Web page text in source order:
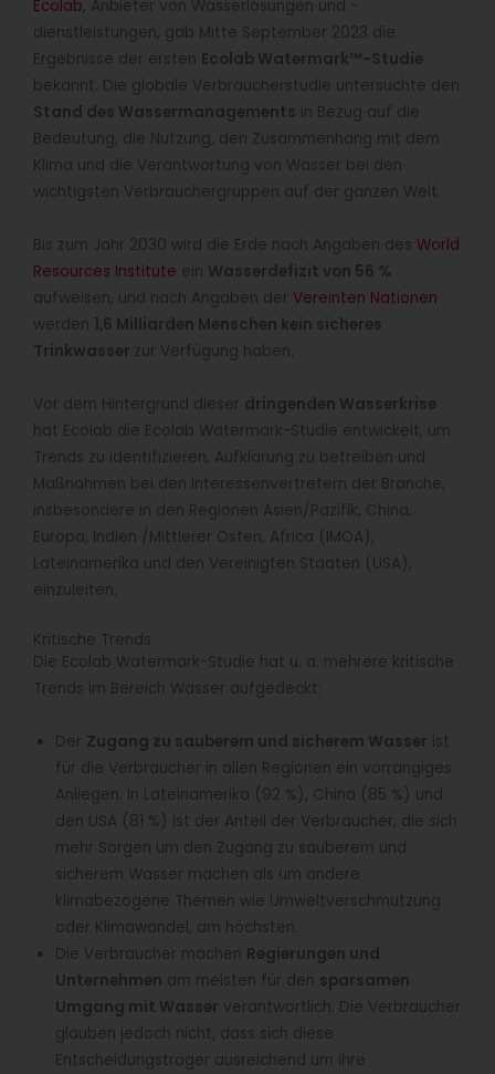
Ecolab, Anbieter von Wasserlösungen und -
dienstleistungen, gab Mitte September 2023 die
Ergebnisse der ersten Ecolab Watermark™-Studie
bekannt. Die globale Verbraucherstudie untersuchte den
Stand des Wassermanagements in Bezug auf die
Bedeutung, die Nutzung, den Zusammenhang mit dem
Klima und die Verantwortung von Wasser bei den
wichtigsten Verbrauchergruppen auf der ganzen Welt.
Bis zum Jahr 2030 wird die Erde nach Angaben des World
Resources Institute ein Wasserdefizit von 56 %
aufweisen, und nach Angaben der Vereinten Nationen
werden 1,6 Milliarden Menschen kein sicheres
Trinkwasser zur Verfügung haben.
Vor dem Hintergrund dieser dringenden Wasserkrise
hat Ecolab die Ecolab Watermark-Studie entwickelt, um
Trends zu identifizieren, Aufklärung zu betreiben und
Maßnahmen bei den Interessenvertretern der Branche,
insbesondere in den Regionen Asien/Pazifik, China,
Europa, Indien /Mittlerer Osten, Africa (IMOA),
Lateinamerika und den Vereinigten Staaten (USA),
einzuleiten.
Kritische Trends
Die Ecolab Watermark-Studie hat u. a. mehrere kritische
Trends im Bereich Wasser aufgedeckt:
Der Zugang zu sauberem und sicherem Wasser ist
für die Verbraucher in allen Regionen ein vorrangiges
Anliegen. In Lateinamerika (92 %), China (85 %) und
den USA (81 %) ist der Anteil der Verbraucher, die sich
mehr Sorgen um den Zugang zu sauberem und
sicherem Wasser machen als um andere
klimabezogene Themen wie Umweltverschmutzung
oder Klimawandel, am höchsten.
Die Verbraucher machen Regierungen und
Unternehmen am meisten für den sparsamen
Umgang mit Wasser verantwortlich. Die Verbraucher
glauben jedoch nicht, dass sich diese
Entscheidungsträger ausreichend um ihre